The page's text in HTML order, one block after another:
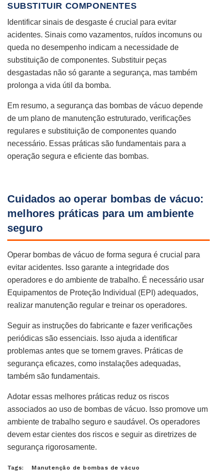
SUBSTITUIR COMPONENTES
Identificar sinais de desgaste é crucial para evitar
acidentes. Sinais como vazamentos, ruídos incomuns ou
queda no desempenho indicam a necessidade de
substituição de componentes. Substituir peças
desgastadas não só garante a segurança, mas também
prolonga a vida útil da bomba.
Em resumo, a segurança das bombas de vácuo depende
de um plano de manutenção estruturado, verificações
regulares e substituição de componentes quando
necessário. Essas práticas são fundamentais para a
operação segura e eficiente das bombas.
Cuidados ao operar bombas de vácuo:
melhores práticas para um ambiente
seguro
Operar bombas de vácuo de forma segura é crucial para
evitar acidentes. Isso garante a integridade dos
operadores e do ambiente de trabalho. É necessário usar
Equipamentos de Proteção Individual (EPI) adequados,
realizar manutenção regular e treinar os operadores.
Seguir as instruções do fabricante e fazer verificações
periódicas são essenciais. Isso ajuda a identificar
problemas antes que se tornem graves. Práticas de
segurança eficazes, como instalações adequadas,
também são fundamentais.
Adotar essas melhores práticas reduz os riscos
associados ao uso de bombas de vácuo. Isso promove um
ambiente de trabalho seguro e saudável. Os operadores
devem estar cientes dos riscos e seguir as diretrizes de
segurança rigorosamente.
Tags: Manutenção de bombas de vácuo